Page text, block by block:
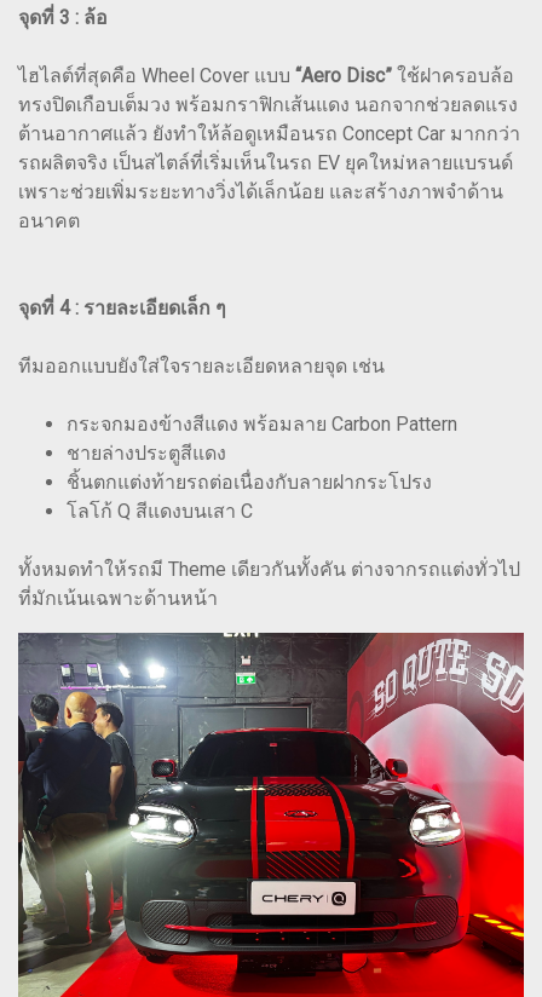
จุดที่ 3 : ล้อ
ไฮไลต์ที่สุดคือ Wheel Cover แบบ “Aero Disc” ใช้ฝาครอบล้อ
ทรงปิดเกือบเต็มวง พร้อมกราฟิกเส้นแดง นอกจากช่วยลดแรง
ต้านอากาศแล้ว ยังทำให้ล้อดูเหมือนรถ Concept Car มากกว่า
รถผลิตจริง เป็นสไตล์ที่เริ่มเห็นในรถ EV ยุคใหม่หลายแบรนด์
เพราะช่วยเพิ่มระยะทางวิ่งได้เล็กน้อย และสร้างภาพจำด้าน
อนาคต
จุดที่ 4 : รายละเอียดเล็ก ๆ
ทีมออกแบบยังใส่ใจรายละเอียดหลายจุด เช่น
กระจกมองข้างสีแดง พร้อมลาย Carbon Pattern
ชายล่างประตูสีแดง
ชิ้นตกแต่งท้ายรถต่อเนื่องกับลายฝากระโปรง
โลโก้ Q สีแดงบนเสา C
ทั้งหมดทำให้รถมี Theme เดียวกันทั้งคัน ต่างจากรถแต่งทั่วไป
ที่มักเน้นเฉพาะด้านหน้า